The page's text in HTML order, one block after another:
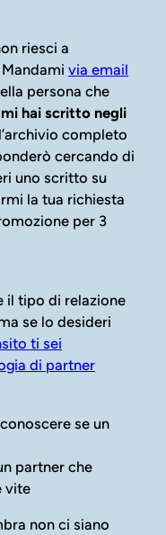
riesci a
via email
persona che
hai scritto negli
completo
cercando di
uno scritto su
la tua richiesta
per 3
il tipo di relazione
se lo desideri
ti sei
di partner
se un
partner che
vite
non ci siano